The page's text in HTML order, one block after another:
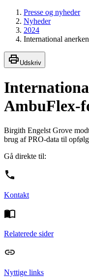
Presse og nyheder
Nyheder
2024
International
Udskriv
AmbuFlex-
Birgith Engelst Grove
brug af PRO-data til
Gå direkte til:
Kontakt
Relaterede sider
Nyttige links